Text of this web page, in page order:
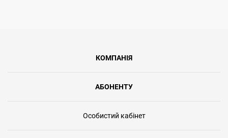
КОМПАНІЯ
АБОНЕНТУ
Особистий кабінет